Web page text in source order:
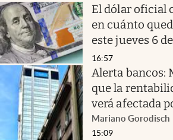
El dólar oficial
en cuánto
este jueves 6
16:57
Alerta bancos:
que la
verá afectada
Mariano Gorodisch
15:09